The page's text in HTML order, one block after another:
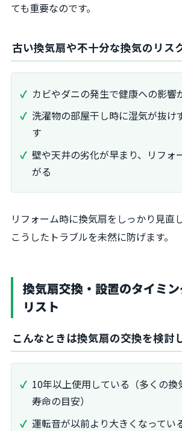
ても重要なのです。
古い換気扇や不十分な換気のリス
カビやダニの発生で健康への影響
洗濯物の部屋干し時に湿気が抜け
す
壁や天井の劣化が早まり、リフォ
がる
リフォーム時に換気扇をしっかり見直
こうしたトラブルを未然に防げます。
換気扇交換・設置のタイミ
リスト
こんなときは換気扇の交換を検討
10年以上使用している（多くの換
寿命の目安）
運転音が以前より大きくなってい